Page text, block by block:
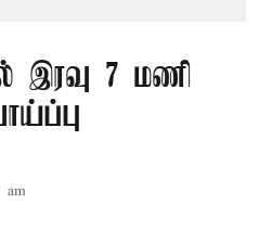
இரவு 7 மணி
am